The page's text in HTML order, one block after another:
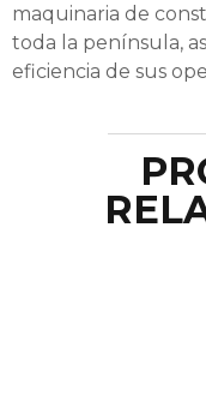
maquinaria de
toda la península,
eficiencia de sus